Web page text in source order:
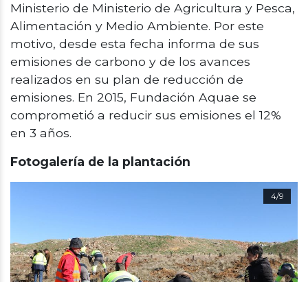
Ministerio de Ministerio de Agricultura y Pesca,
Alimentación y Medio Ambiente. Por este
motivo, desde esta fecha informa de sus
emisiones de carbono y de los avances
realizados en su plan de reducción de
emisiones. En 2015, Fundación Aquae se
comprometió a reducir sus emisiones el 12%
en 3 años.
Fotogalería de la plantación